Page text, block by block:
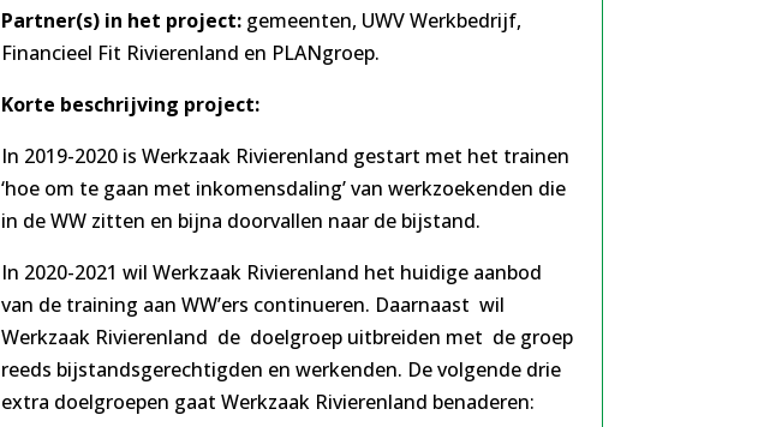
Partner(s) in het project: gemeenten, UWV Werkbedrijf,
Financieel Fit Rivierenland en PLANgroep.
Korte beschrijving project:
In 2019-2020 is Werkzaak Rivierenland gestart met het trainen
‘hoe om te gaan met inkomensdaling’ van werkzoekenden die
in de WW zitten en bijna doorvallen naar de bijstand.
In 2020-2021 wil Werkzaak Rivierenland het huidige aanbod
van de training aan WW’ers continueren. Daarnaast wil
Werkzaak Rivierenland de doelgroep uitbreiden met de groep
reeds bijstandsgerechtigden en werkenden. De volgende drie
extra doelgroepen gaat Werkzaak Rivierenland benaderen: